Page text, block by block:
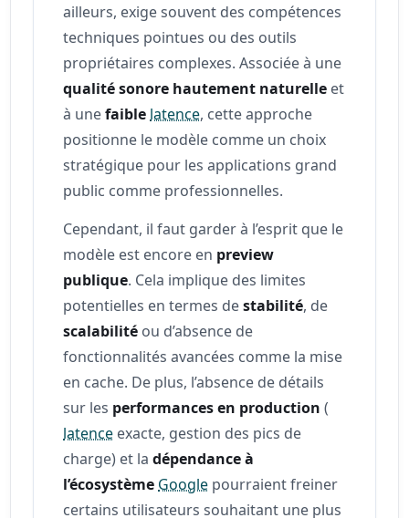
ailleurs, exige souvent des compétences
techniques pointues ou des outils
propriétaires complexes. Associée à une
qualité sonore hautement naturelle et
à unefaible latence, cette approche
positionne le modèle comme un choix
stratégique pour les applications grand
public comme professionnelles.
Cependant, il faut garder à l’esprit que le
modèle est encore en preview
publique. Cela implique des limites
potentielles en termes destabilité, de
scalabilité ou d’absence de
fonctionnalités avancées comme la mise
en cache. De plus, l’absence de détails
sur les performances en production (
latence exacte, gestion des pics de
charge) et ladépendance à
l’écosystème Google pourraient freiner
certains utilisateurs souhaitant une plus